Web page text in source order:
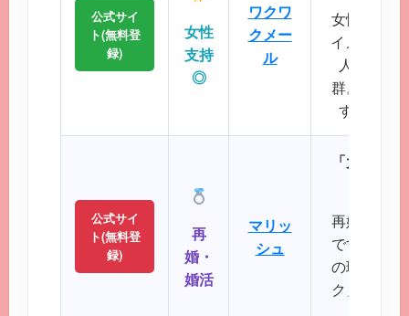
公式サイ
ト(無料登
録)
女性
支持
◎
ワクワ
クメー
ル
女性誌に
イメージ
人サポー
群。初め
すい操作
公式サイ
ト(無料登
録)
再
婚・
婚活
マリッ
シュ
「大人の
再婚や婚
です。バ
の理解を
ク」など